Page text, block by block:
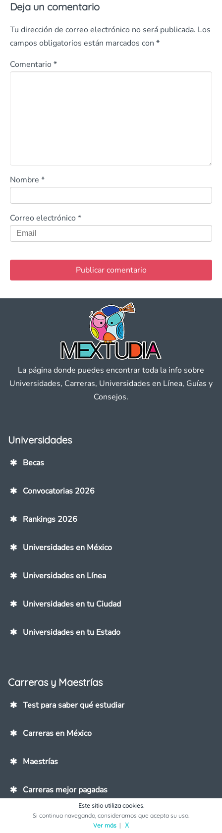
Deja un comentario
Tu dirección de correo electrónico no será publicada. Los
campos obligatorios están marcados con *
Comentario *
Nombre *
Correo electrónico *
La página donde puedes encontrar toda la info sobre
Universidades, Carreras, Universidades en Línea, Guías y
Consejos.
Universidades
Becas
Convocatorias 2026
Rankings 2026
Universidades en México
Universidades en Línea
Universidades en tu Ciudad
Universidades en tu Estado
Carreras y Maestrías
Test para saber qué estudiar
Carreras en México
Maestrías
Carreras mejor pagadas
Este sitio utiliza cookies.
Si continua navegando, consideramos que acepta su uso.
Ver más| X